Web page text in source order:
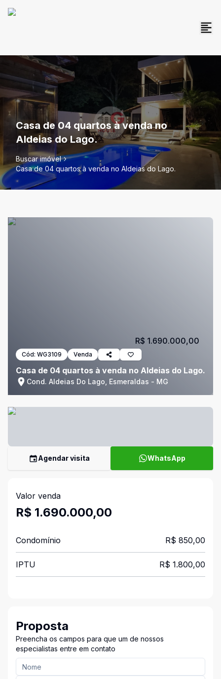
Casa de 04 quartos à venda no
Aldeias do Lago.
Buscar imóvel
Casa de 04 quartos à venda no Aldeias do Lago.
Cód: WG3109 Venda
Casa de 04 quartos à venda no Aldeias do Lago.
Cond. Aldeias Do Lago, Esmeraldas - MG
R$ 1.690.000,00
Agendar visita WhatsApp
Valor venda
R$ 1.690.000,00
Condomínio R$ 850,00
IPTU R$ 1.800,00
Proposta
Preencha os campos para que um de nossos
especialistas entre em contato